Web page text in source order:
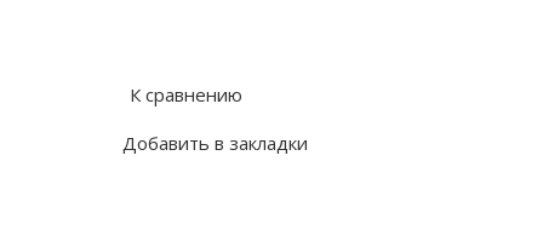
К сравнению
Добавить в закладки